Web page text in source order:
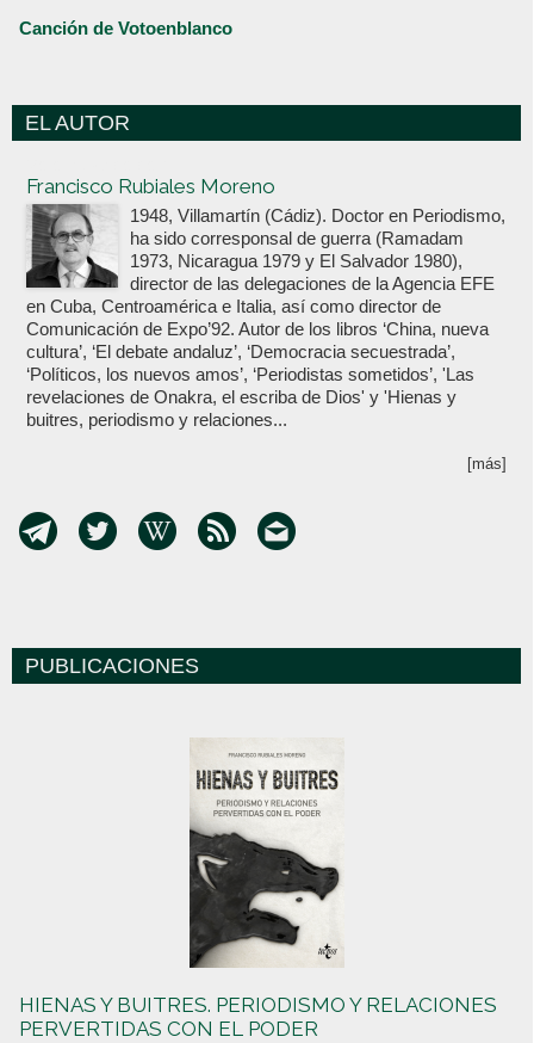
Canción de Votoenblanco
EL AUTOR
Francisco Rubiales Moreno
1948, Villamartín (Cádiz). Doctor en Periodismo,
ha sido corresponsal de guerra (Ramadam
1973, Nicaragua 1979 y El Salvador 1980),
director de las delegaciones de la Agencia EFE
en Cuba, Centroamérica e Italia, así como director de
Comunicación de Expo’92. Autor de los libros ‘China, nueva
cultura’, ‘El debate andaluz’, ‘Democracia secuestrada’,
‘Políticos, los nuevos amos’, ‘Periodistas sometidos’, 'Las
revelaciones de Onakra, el escriba de Dios' y 'Hienas y
buitres, periodismo y relaciones...
[más]
PUBLICACIONES
HIENAS Y BUITRES. PERIODISMO Y RELACIONES
PERVERTIDAS CON EL PODER